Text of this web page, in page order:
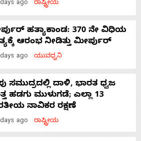
ago ರಾಷ್ಟ್ರೀಯ
ಹತ್ಯಾಕಾಂಡ: 370 ನೇ ವಿಧಿಯ
ಆರಂಭ ನೀಡಿತ್ತು ಮೀರ್ಪುರ್
ago ಯುವಧ್ವನಿ
ಸಮುದ್ರದಲ್ಲಿ ದಾಳಿ, ಭಾರತ ಧ್ವಜ
ಹಡಗು ಮುಳುಗಡೆ; ಎಲ್ಲಾ 13
ನಾವಿಕರ ರಕ್ಷಣೆ
ago ರಾಷ್ಟ್ರೀಯ